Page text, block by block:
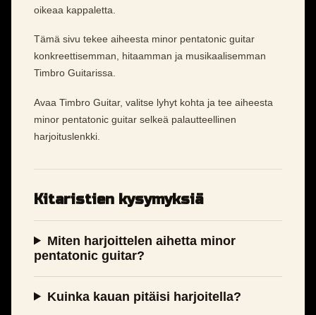
oikeaa kappaletta.
Tämä sivu tekee aiheesta minor pentatonic guitar
konkreettisemman, hitaamman ja musikaalisemman
Timbro Guitarissa.
Avaa Timbro Guitar, valitse lyhyt kohta ja tee aiheesta
minor pentatonic guitar selkeä palautteellinen
harjoituslenkki.
Kitaristien kysymyksiä
Miten harjoittelen aihetta minor
pentatonic guitar?
Kuinka kauan pitäisi harjoitella?